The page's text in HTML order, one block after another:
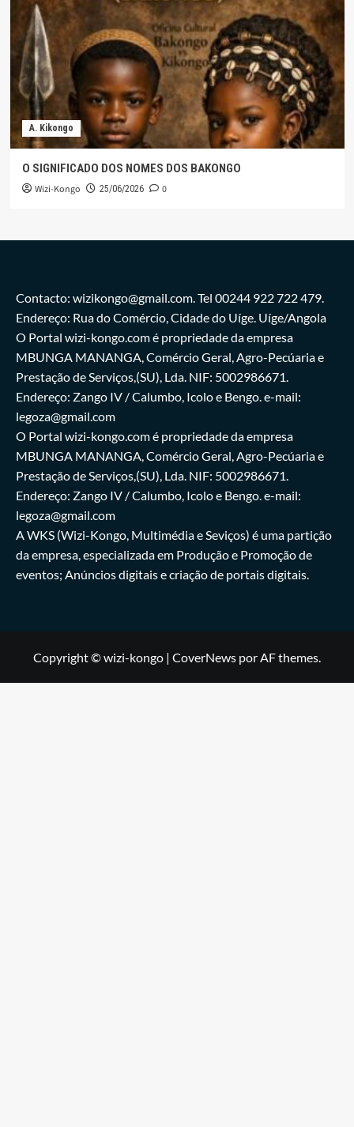
A. Kikongo
O SIGNIFICADO DOS NOMES DOS BAKONGO
Wizi-Kongo 25/06/2026 0
Contacto: wizikongo@gmail.com. Tel 00244 922 722 479.
Endereço: Rua do Comércio, Cidade do Uíge. Uíge/Angola
O Portal wizi-kongo.com é propriedade da empresa
MBUNGA MANANGA, Comércio Geral, Agro-Pecúaria e
Prestação de Serviços,(SU), Lda. NIF: 5002986671.
Endereço: Zango IV / Calumbo, Icolo e Bengo. e-mail:
legoza@gmail.com
O Portal wizi-kongo.com é propriedade da empresa
MBUNGA MANANGA, Comércio Geral, Agro-Pecúaria e
Prestação de Serviços,(SU), Lda. NIF: 5002986671.
Endereço: Zango IV / Calumbo, Icolo e Bengo. e-mail:
legoza@gmail.com
A WKS (Wizi-Kongo, Multimédia e Seviços) é uma partição
da empresa, especializada em Produção e Promoção de
eventos; Anúncios digitais e criação de portais digitais.
Copyright © wizi-kongo | CoverNews por AF themes.